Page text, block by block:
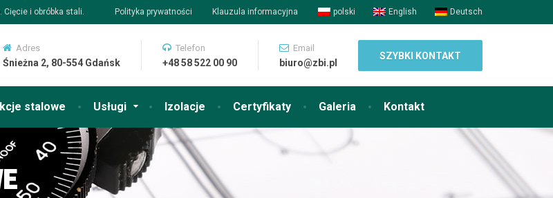
i obróbka stali. Polityka prywatności Klauzula informacyjna polski English Deutsch
stalowe Usługi Izolacje Certyfikaty Galeria Kontakt
Adres
Śnieżna 2, 80-554 Gdańsk
Telefon
+48 58 522 00 90
Email
biuro@zbi.pl
SZYBKI KONTAKT